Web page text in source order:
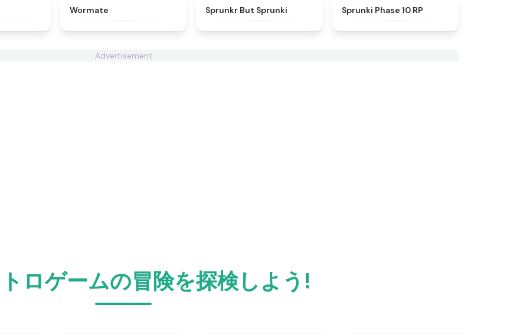
Wormate Sprunkr But Sprunki Sprunki Phase 10 RP
Advertisement
ロゲームの冒険を探検しよう!